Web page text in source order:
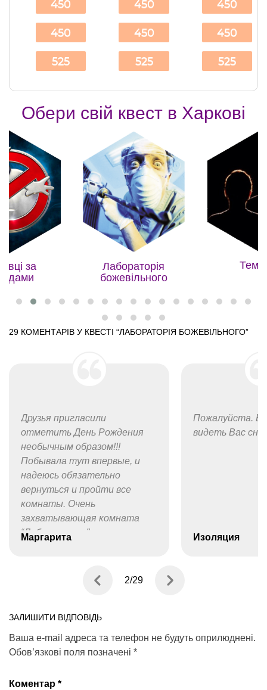
450
450
525
450
450
525
450
450
525
Обери свій квест в Харкові
Темрява Квест
29 КОМЕНТАРІВ У КВЕСТІ “ЛАБОРАТОРІЯ БОЖЕВІЛЬНОГО”
Пожалуйста. Будем рады
видеть Вас снова.
Изоляция
Со сколько
походить
Татьяна
3/29
ЗАЛИШИТИ ВІДПОВІДЬ
Ваша e-mail адреса та телефон не будуть оприлюднені.
Обов’язкові поля позначені *
Коментар *